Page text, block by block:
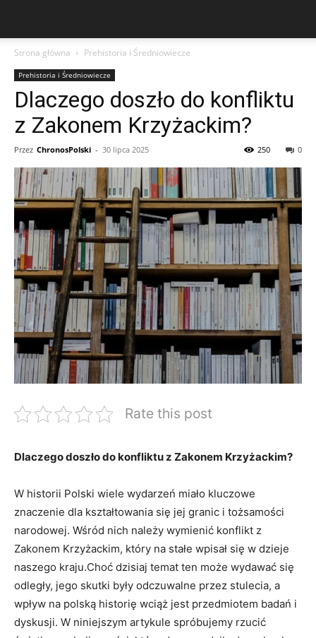
Strona główna Prehistoria i Średniowiecze
Prehistoria i Średniowiecze
Dlaczego doszło do konfliktu
z Zakonem Krzyżackim?
Przez ChronosPolski - 30 lipca 2025 0
250
Rate this post
Dlaczego doszło do konfliktu z Zakonem Krzyżackim?
W historii Polski wiele wydarzeń miało kluczowe
znaczenie dla kształtowania się jej granic i tożsamości
narodowej. Wśród nich należy wymienić konflikt z
Zakonem Krzyżackim, który na stałe wpisał się w dzieje
naszego kraju.Choć dzisiaj temat ten może wydawać się
odległy, jego skutki były odczuwalne przez stulecia, a
wpływ na polską historię wciąż jest przedmiotem badań i
dyskusji. W niniejszym artykule spróbujemy rzucić